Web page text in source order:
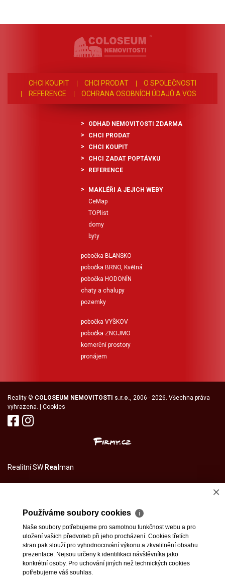
CHCI KOUPIT CHCI PRODAT
O SPOLEČNOSTI
REFERENCE
OCHRANA OSOBNÍCH ÚDAJŮ A VOS
ODHAD NEMOVITOSTI ZDARMA
CHCI PRODAT
CHCI KOUPIT
CHCI ZADAT POPTÁVKU
REFERENCE
MAKLÉŘI A JEJICH WEBY
CeMap
TOPlist
domy
byty
pobočka BLANSKO
pobočka BRNO, Květná
pobočka HODONÍN
chaty a chalupy
pozemky
pobočka VYŠKOV
pobočka ZNOJMO
komerční prostory
pronájem
Reality © COLOSEUM NEMOVITOSTI s.r.o., 2006 - 2026. Všechna práva
vyhrazena. | Cookies
Realitní SW Real man
×
Používáme soubory cookies ℹ
Naše soubory potřebujeme pro samotnou funkčnost webu a pro
uložení vašich předvoleb při jeho procházení. Cookies třetích
stran pak slouží pro vyhodnocování výkonu a zkvalitnění obsahu
prezentace. Nejsou určeny k identifikaci návštěvníka jako
konkrétní osoby. Pro uchování jiných než technických cookies
potřebujeme váš souhlas.